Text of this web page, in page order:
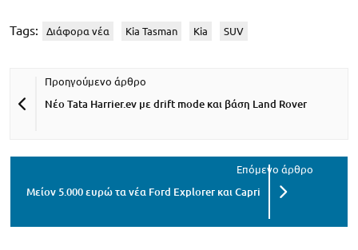
Tags: Διάφορα νέα Kia Tasman Kia SUV
Νέο Tata Harrier.ev με drift mode και βάση Land Rover
Μείον 5.000 ευρώ τα νέα Ford Explorer και Capri